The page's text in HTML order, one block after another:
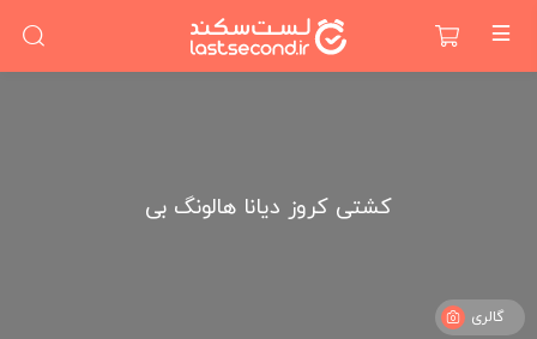
کشتی کروز دیانا هالونگ بی
گالری